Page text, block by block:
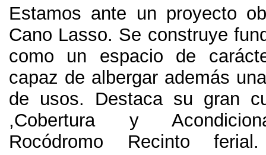
Estamos ante un proyecto
Cano Lasso. Se construye
como un espacio de
capaz de albergar además
de usos. Destaca su gran
,Cobertura y
Rocódromo Recinto ferial